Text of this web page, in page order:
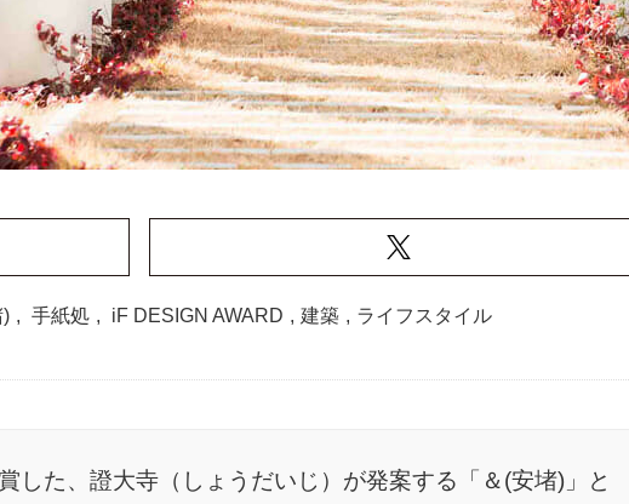
) , 手紙処 , iF DESIGN AWARD , 建築 , ライフスタイル
した、證大寺（しょうだいじ）が発案する「＆(安堵)」と